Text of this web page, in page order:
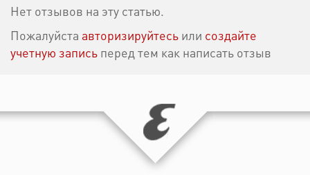
Нет отзывов на эту статью.
Пожалуйста авторизируйтесь или создайте
учетную запись перед тем как написать отзыв